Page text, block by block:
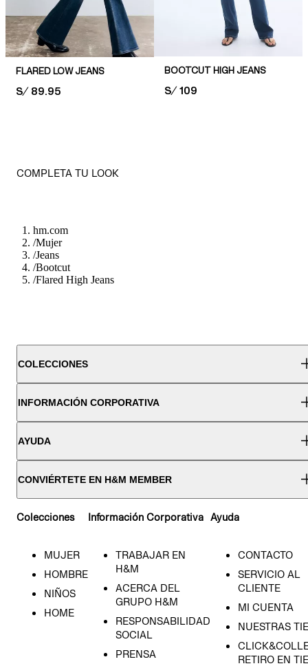
FLARED LOW JEANS
PRICE:
S/ 89.95
BOOTCUT HIGH JEANS
PRICE:
S/ 109
COMPLETA TU LOOK
hm.com
/Mujer
/Jeans
/Bootcut
/Flared High Jeans
COLECCIONES
INFORMACIÓN CORPORATIVA
AYUDA
CONVIÉRTETE EN H&M MEMBER
Colecciones
MUJER
HOMBRE
NIÑOS
HOME
Información Corporativa
TRABAJAR EN
H&M
ACERCA DEL
GRUPO H&M
RESPONSABILIDAD
SOCIAL
PRENSA
Ayuda
CONTACTO
SERVICIO AL
CLIENTE
MI CUENTA
NUESTRAS
RETIRO EN